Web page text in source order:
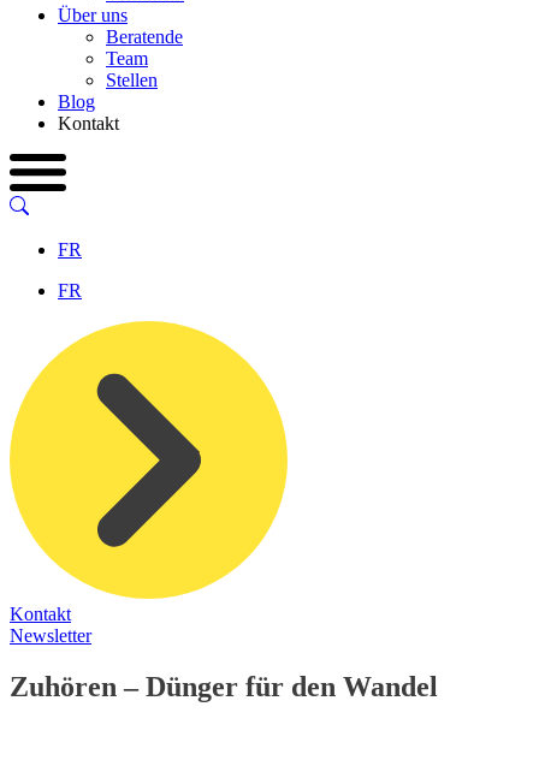
Über uns
Beratende
Team
Stellen
Blog
Kontakt
FR
FR
Kontakt
Newsletter
Zuhören – Dünger für den Wandel